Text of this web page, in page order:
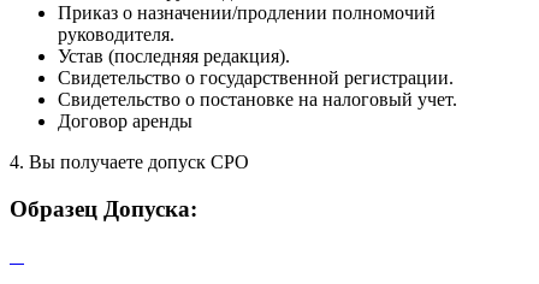
Приказ о назначении/продлении полномочий
руководителя.
Устав (последняя редакция).
Свидетельство о государственной регистрации.
Свидетельство о постановке на налоговый учет.
Договор аренды
4. Вы получаете допуск СРО
Образец Допуска: